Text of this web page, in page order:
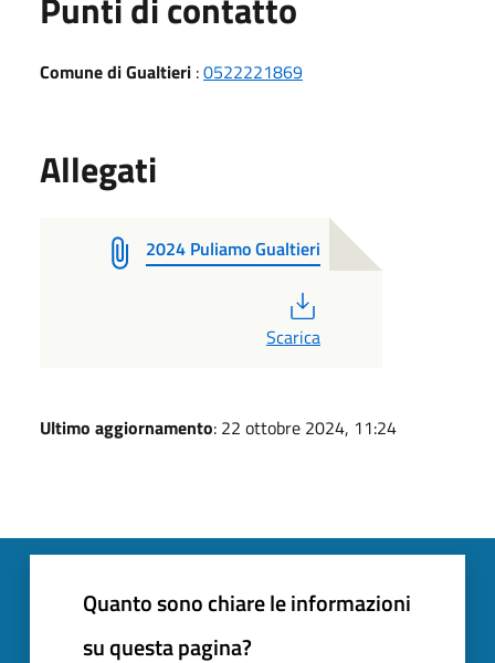
Comune di Gualtieri :0522221869
Allegati
2024 Puliamo Gualtieri
Scarica
Ultimo aggiornamento: 22 ottobre 2024, 11:24
Quanto sono chiare le informazioni
su questa pagina?